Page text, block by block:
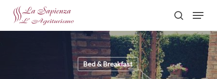
main
search
Menu
Bed & Breakfast
Close
Menu